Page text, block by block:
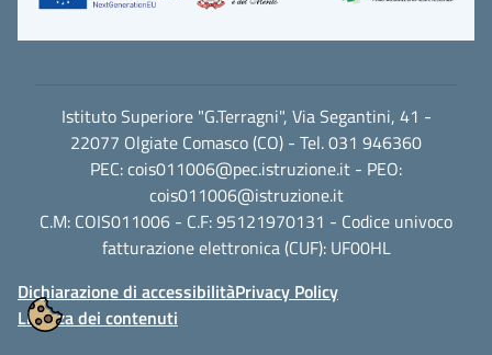
Istituto Superiore "G.Terragni", Via Segantini, 41 -
22077 Olgiate Comasco (CO) - Tel. 031 946360
PEC:cois011006@pec.istruzione.it - PEO:
cois011006@istruzione.it
C.M: COIS011006 - C.F: 95121970131 - Codice univoco
fatturazione elettronica (CUF): UF00HL
Dichiarazione di accessibilitàPrivacy Policy
Licenza dei contenuti